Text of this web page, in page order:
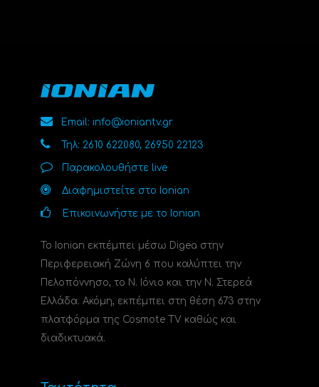
Email: info@ioniantv.gr
Τηλ: 2610 622080, 26950 22123
Παρακολουθήστε live
Διαφημιστείτε στο Ionian
Επικοινωνήστε με το Ionian
Το Ionian εκπέμπει μέσω Digea στην
Περιφερειακή Ζώνη 6 που καλύπτει την
Πελοπόννησο, το N. Ιόνιο και την Ν. Στερεά
Ελλάδα. Ακόμη, εκπέμπει στη θέση 673 στην
πλατφόρμα της Cosmote TV καθώς και
διαδικτυακά.